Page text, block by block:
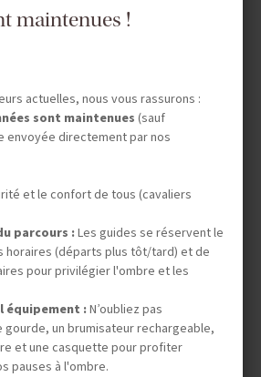
7 jours (5 à cheval)
aux non cavaliers
maintenues !
actuelles, nous vous rassurons :
sont maintenues (sauf
envoyée directement par nos
et le confort de tous (cavaliers
parcours :Les guides se réservent le
horaires (départs plus tôt/tard) et de
pour privilégier l'ombre et les
équipement :N’oubliez pas
gourde, un brumisateur rechargeable,
et une casquette pour profiter
pauses à l'ombre.